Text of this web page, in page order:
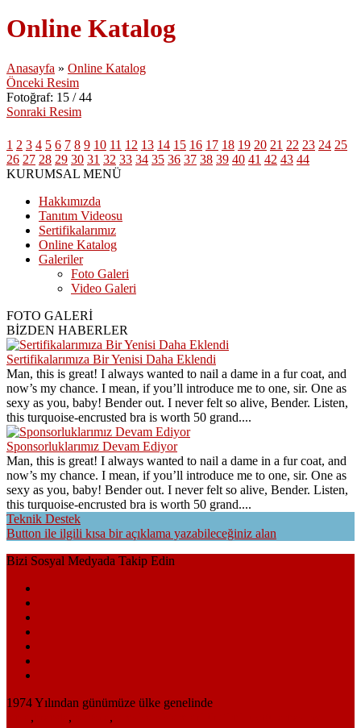
Online Katalog
Anasayfa » Online Katalog
Önceki Resim
Fotoğraf: 15 / 44
Sonraki Resim
1 2 3 4 5 6 7 8 9 10 11 12 13 14 15 16 17 18 19 20 21 22 23 24 25
26 27 28 29 30 31 32 33 34 35 36 37 38 39 40 41 42 43 44
KURUMSAL MENÜ
Hakkımızda
Tanıtım Videosu
Sertifikalarımız
Online Katalog
Galeriler
Foto Galeri
Video Galeri
FOTO GALERİ
BİZDEN HABERLER
Sertifikalarımıza Bir Yenisi Daha Eklendi
Man, this is great! I always wanted to nail a dame in a fur coat, and
now’s my chance. I mean, if you’ll introduce me to one, sir. One as
sexy as you, baby! Bender out. I never felt so alive, Bender. Listen,
this turquoise-encrusted bra is worth 50 grand....
Sponsorluklarımız Devam Ediyor
Man, this is great! I always wanted to nail a dame in a fur coat, and
now’s my chance. I mean, if you’ll introduce me to one, sir. One as
sexy as you, baby! Bender out. I never felt so alive, Bender. Listen,
this turquoise-encrusted bra is worth 50 grand....
Teknik Destek
Button ile ilgili kısa bir açıklama yazabileceğiniz alan
Bizi Sosyal Medyada Takip Edin
1974 Yılından günümüze ülke genelinde
, , ,